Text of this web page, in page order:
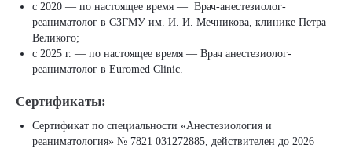
с 2020 — по настоящее время — Врач-анестезиолог-
реаниматолог в СЗГМУ им. И. И. Мечникова, клинике Петра
Великого;
с 2025 г. — по настоящее время — Врач анестезиолог-
реаниматолог в Euromed Clinic.
Сертификаты:
Сертификат по специальности «Анестезиология и
реаниматология» № 7821 031272885, действителен до 2026